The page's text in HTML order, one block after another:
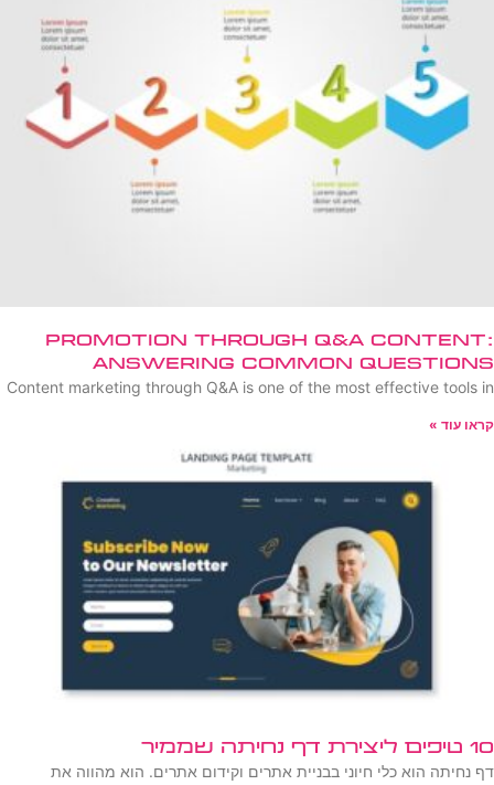
Promotion Through Q&A Content:
Answering Common Questions
Content marketing through Q&A is one of the most effective tools in
קראו עוד »
10 טיפים ליצירת דף נחיתה שממיר
דף נחיתה הוא כלי חיוני בבניית אתרים וקידום אתרים. הוא מהווה את